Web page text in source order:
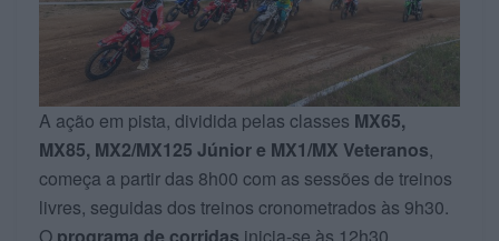
A ação em pista, dividida pelas classes MX65,
MX85, MX2/MX125 Júnior e MX1/MX Veteranos,
começa a partir das 8h00 com as sessões de treinos
livres, seguidas dos treinos cronometrados às 9h30.
O programa de corridas inicia-se às 12h30